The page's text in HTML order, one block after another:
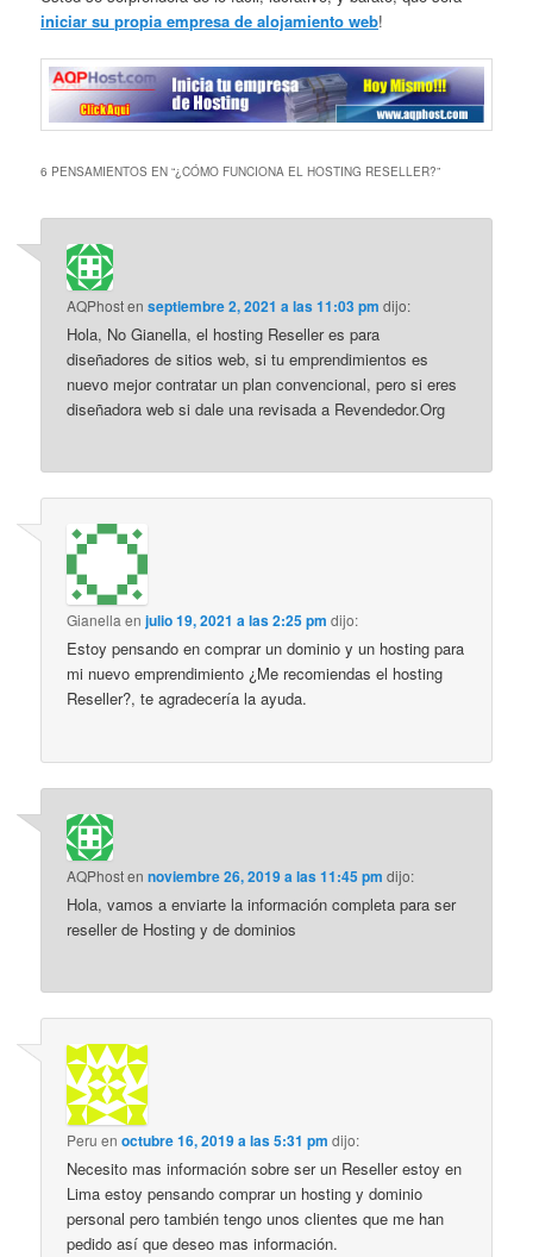
iniciar su propia empresa de alojamiento web!
6 PENSAMIENTOS EN “¿CÓMO FUNCIONA EL HOSTING RESELLER?”
AQPhostenseptiembre 2, 2021 a las 11:03 pm dijo:
Hola, No Gianella, el hosting Reseller es para
diseñadores de sitios web, si tu emprendimientos es
nuevo mejor contratar un plan convencional, pero si eres
diseñadora web si dale una revisada a Revendedor.Org
Gianellaenjulio 19, 2021 a las 2:25 pm dijo:
Estoy pensando en comprar un dominio y un hosting para
mi nuevo emprendimiento ¿Me recomiendas el hosting
Reseller?, te agradecería la ayuda.
AQPhostennoviembre 26, 2019 a las 11:45 pm dijo:
Hola, vamos a enviarte la información completa para ser
reseller de Hosting y de dominios
Peru enoctubre 16, 2019 a las 5:31 pm dijo:
Necesito mas información sobre ser un Reseller estoy en
Lima estoy pensando comprar un hosting y dominio
personal pero también tengo unos clientes que me han
pedido así que deseo mas información.